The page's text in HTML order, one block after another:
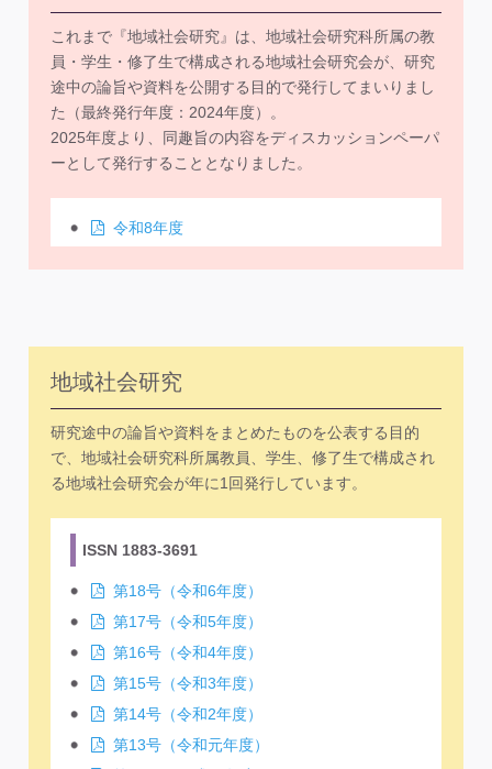
これまで『地域社会研究』は、地域社会研究科所属の教
員・学生・修了生で構成される地域社会研究会が、研究
途中の論旨や資料を公開する目的で発行してまいりまし
た（最終発行年度：2024年度）。
2025年度より、同趣旨の内容をディスカッションペーパ
ーとして発行することとなりました。
令和8年度
地域社会研究
研究途中の論旨や資料をまとめたものを公表する目的
で、地域社会研究科所属教員、学生、修了生で構成され
る地域社会研究会が年に1回発行しています。
ISSN 1883-3691
第18号（令和6年度）
第17号（令和5年度）
第16号（令和4年度）
第15号（令和3年度）
第14号（令和2年度）
第13号（令和元年度）